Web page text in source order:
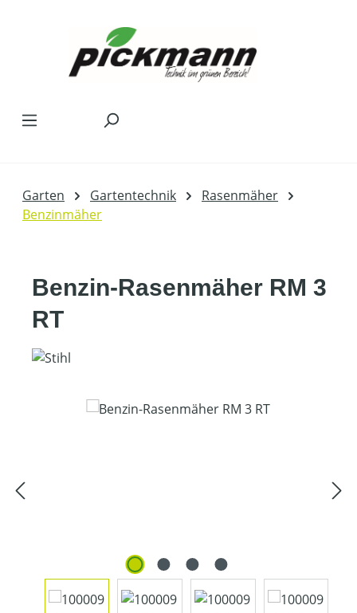
Garten Gartentechnik
Rasenmäher
Benzinmäher
Benzin-Rasenmäher RM 3
RT
Bildergalerie überspringen